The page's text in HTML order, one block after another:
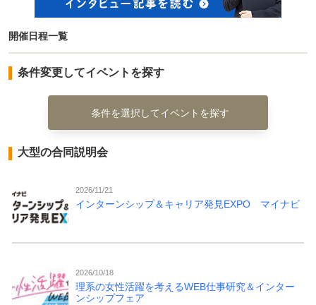
開催日程一覧
条件変更してイベントを探す
条件を選択してイベントを探す
大型の合同説明会
2026/11/21
インターンシップ＆キャリア発見EXPO マイナビ
2026/10/18
理系の女性活躍を考えるWEB仕事研究＆インター
ンシップフェア